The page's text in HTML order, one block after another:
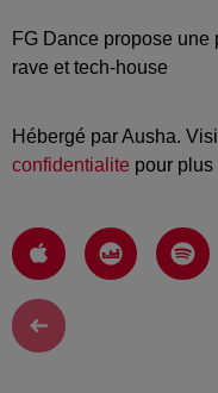
FG Dance propose une
rave et tech-house
Hébergé par Ausha.
confidentialite pour plus